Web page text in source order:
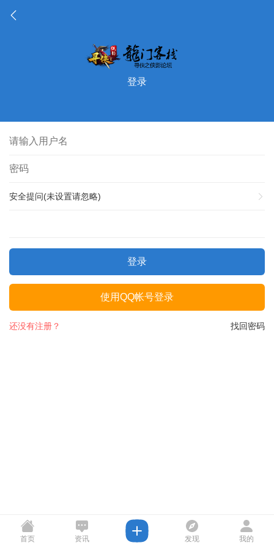
登录
安全提问(未设置请忽略)
登录
使用QQ帐号登录
找回密码
还没有注册？
首页 资讯 发现 我的